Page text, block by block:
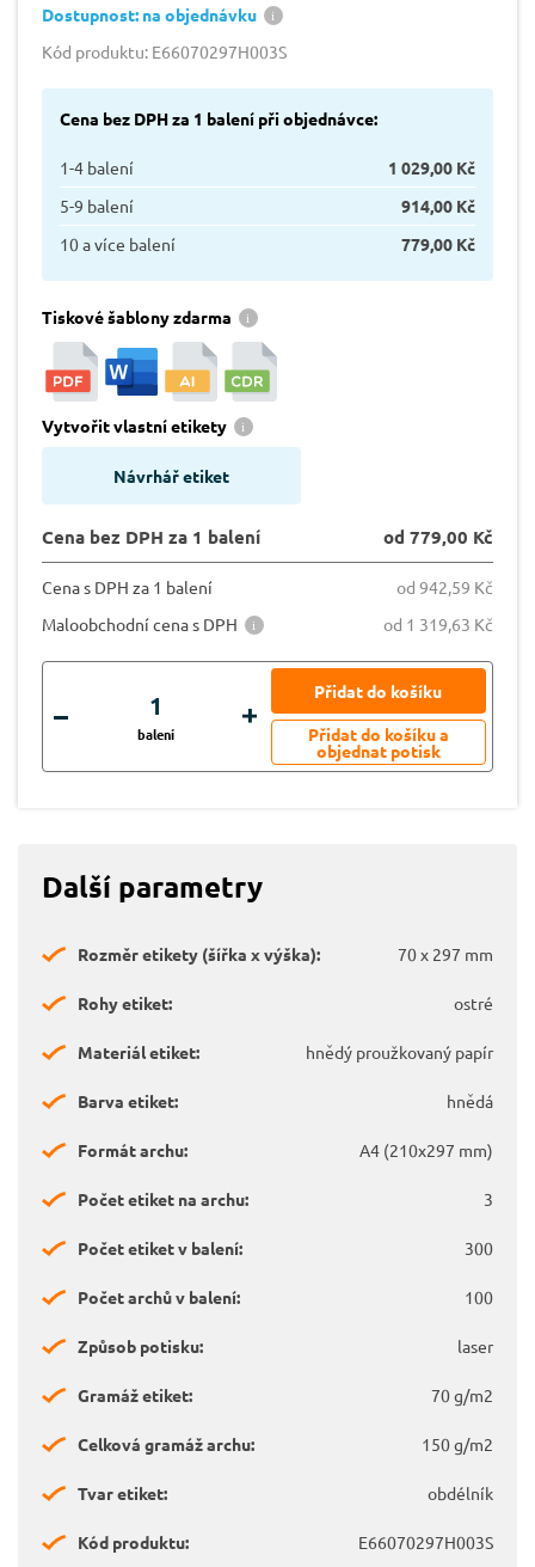
Dostupnost: na objednávku
Kód produktu: E66070297H003S
Cena bez DPH za 1 balení při objednávce:
1-4 balení
1 029,00 Kč
5-9 balení
914,00 Kč
10 a více balení
779,00 Kč
Tiskové šablony zdarma
Vytvořit vlastní etikety
Návrhář etiket
Cena bez DPH za 1 balení od 779,00 Kč
Cena s DPH za 1 balení
od 942,59 Kč
Maloobchodní cena s DPH
od 1 319,63 Kč
balení
Další parametry
Rozměr etikety (šířka x výška): 70 x 297 mm
Rohy etiket: ostré
Materiál etiket: hnědý proužkovaný papír
Barva etiket: hnědá
Formát archu: A4 (210x297 mm)
Počet etiket na archu: 3
Počet etiket v balení: 300
Počet archů v balení: 100
Způsob potisku: laser
Gramáž etiket: 70 g/m2
Celková gramáž archu: 150 g/m2
Tvar etiket: obdélník
Kód produktu: E66070297H003S